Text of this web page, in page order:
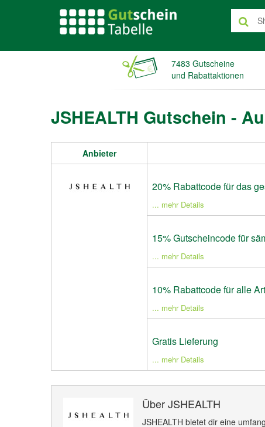
7483 Gutscheine
und Rabattaktionen
JSHEALTH Gutschein -
Anbieter
20% Rabattcode für das
... mehr Details
15% Gutscheincode für
... mehr Details
10% Rabattcode für alle
... mehr Details
Gratis Lieferung
... mehr Details
Über JSHEALTH
JSHEALTH bietet dir eine